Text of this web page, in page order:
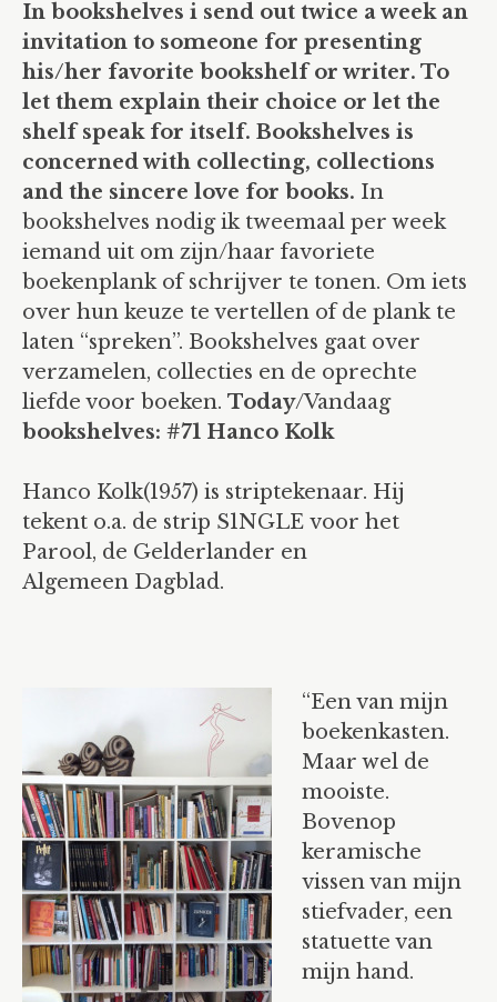
bookshelves: M t/m Z
bookshelves: 1 t/m …
blog
holes/perforations
bookshelves
white
drawings
work in progress
drilling and perforating
cv
texts
agenda
In bookshelves i send out twice a week an
invitation to someone for presenting
his/her favorite bookshelf or writer. To
let them explain their choice or let the
shelf speak for itself. Bookshelves is
concerned with collecting, collections
and the sincere love for books. In
bookshelves nodig ik tweemaal per week
iemand uit om zijn/haar favoriete
boekenplank of schrijver te tonen. Om iets
over hun keuze te vertellen of de plank te
laten “spreken”. Bookshelves gaat over
verzamelen, collecties en de oprechte
liefde voor boeken. Today/Vandaag
bookshelves: #71 Hanco Kolk
Hanco Kolk(1957) is striptekenaar. Hij
tekent o.a. de strip S1NGLE voor het
Parool, de Gelderlander en
Algemeen Dagblad.
“Een van mijn
boekenkasten.
Maar wel de
mooiste.
Bovenop
keramische
vissen van mijn
stiefvader, een
statuette van
mijn hand.